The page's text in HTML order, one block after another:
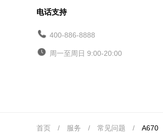
电话支持
400-886-8888
周一至周日 9:00-20:00
首页 / 服务 / 常见问题 / A670